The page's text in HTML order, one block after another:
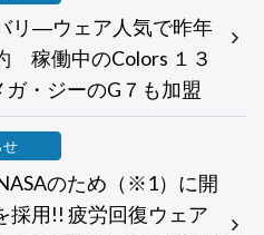
リ―ウェア人気で昨年
稼働中のColors １３
・ジーのG７も加盟
せ
のため（※1）に開
採用!! 疲労回復ウェア